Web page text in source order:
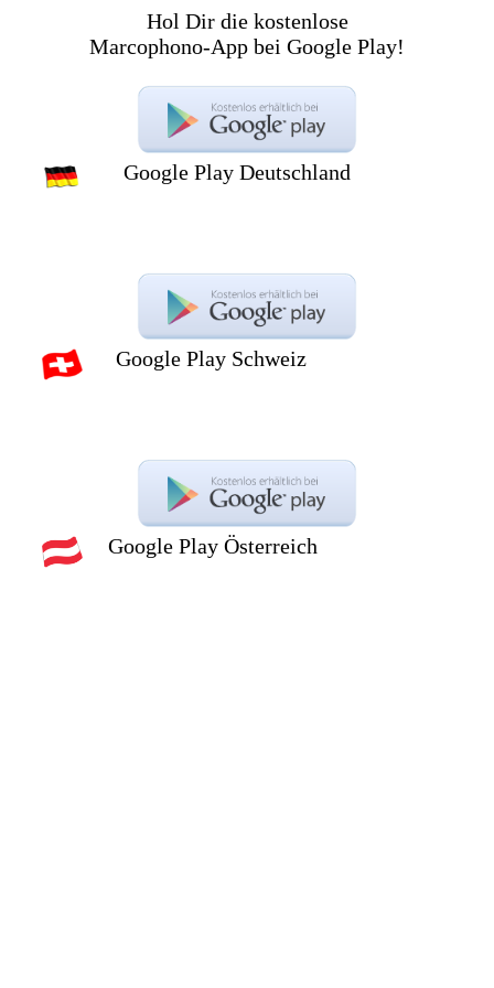
Hol Dir die kostenlose
Marcophono-App bei Google Play!
Google Play Deutschland
Google Play Schweiz
Google Play Österreich